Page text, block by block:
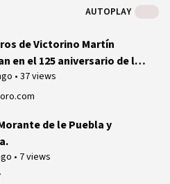
AUTOPLAY
de Victorino Martín
en el 125 aniversario de la
Cehegín
• 37 views
de le Puebla y
• 7 views